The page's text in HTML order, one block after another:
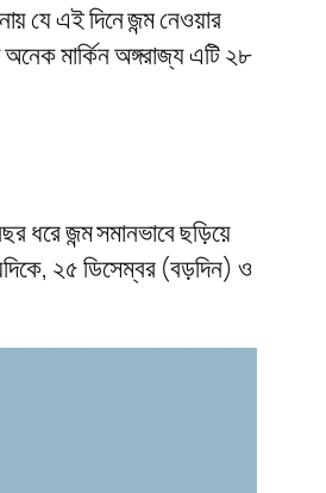
যে এই দিনে জন্ম নেওয়ার
মার্কিন অঙ্গরাজ্য এটি ২৮
ধরে জন্ম সমানভাবে ছড়িয়ে
২৫ ডিসেম্বর (বড়দিন) ও